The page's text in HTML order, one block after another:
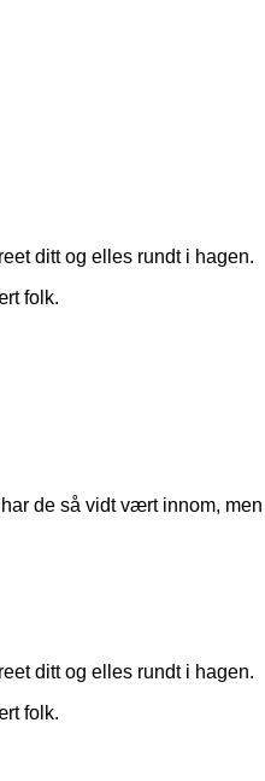
ditt og elles rundt i hagen.
folk.
de så vidt vært innom,
ditt og elles rundt i hagen.
folk.